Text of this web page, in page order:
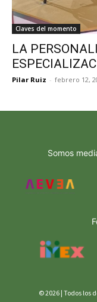
Claves del momento
LA
Pilar Ruiz - febrero 12,
Somos
© 2026 | Todos los